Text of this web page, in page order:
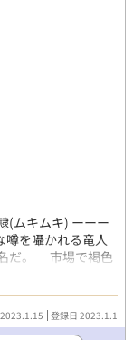
カルチャーキラ
が実体化して人
とエネウィル
(ムキムキ) ーーー
を囁かれる竜人
だ。 市場で褐色
・イアランを買
らない。 しかし
霊節に王宮に招待
竜人の国で繰り
登録日 2023.1.1